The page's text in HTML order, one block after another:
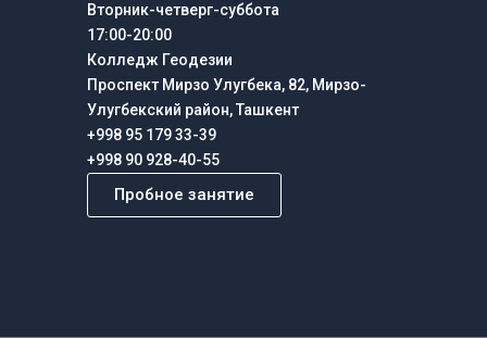
Вторник-четверг-суббота
17:00-20:00
Колледж Геодезии
Проспект Мирзо Улугбека, 82, Мирзо-
Улугбекский район, Ташкент
+998 95 179 33-39
+998 90 928-40-55
Пробное занятие